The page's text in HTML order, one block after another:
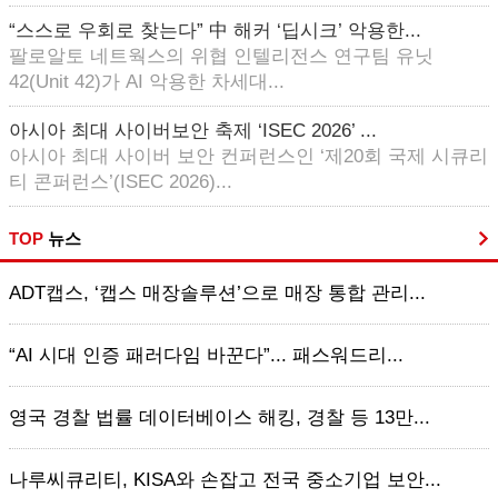
“스스로 우회로 찾는다” 中 해커 ‘딥시크’ 악용한...
팔로알토 네트웍스의 위협 인텔리전스 연구팀 유닛
42(Unit 42)가 AI 악용한 차세대...
아시아 최대 사이버보안 축제 ‘ISEC 2026’ ...
아시아 최대 사이버 보안 컨퍼런스인 ‘제20회 국제 시큐리
티 콘퍼런스’(ISEC 2026)...
TOP 뉴스
ADT캡스, ‘캡스 매장솔루션’으로 매장 통합 관리...
“AI 시대 인증 패러다임 바꾼다”... 패스워드리...
영국 경찰 법률 데이터베이스 해킹, 경찰 등 13만...
나루씨큐리티, KISA와 손잡고 전국 중소기업 보안...